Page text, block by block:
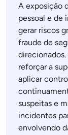
A exposição
pessoal e de
gerar riscos
fraude de
reforçar a
aplicar
suspeitas e
incidentes
envolvendo